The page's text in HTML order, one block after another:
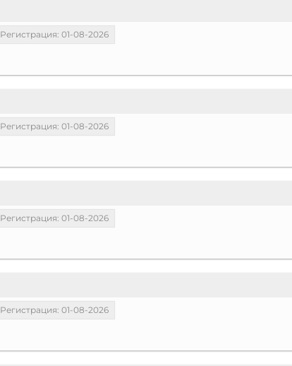
Регистрация: 01-08-2026
Регистрация: 01-08-2026
Регистрация: 01-08-2026
Регистрация: 01-08-2026